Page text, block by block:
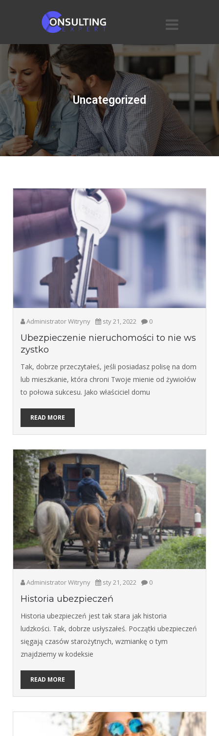
Uncategorized
Administrator Witryny sty 21, 2022 0
Ubezpieczenie nieruchomości to nie ws
zystko
Tak, dobrze przeczytałeś, jeśli posiadasz polisę na dom
lub mieszkanie, która chroni Twoje mienie od żywiołów
to połowa sukcesu. Jako właściciel domu
READ MORE
Administrator Witryny sty 21, 2022 0
Historia ubezpieczeń
Historia ubezpieczeń jest tak stara jak historia
ludzkości. Tak, dobrze usłyszałeś. Początki ubezpieczeń
sięgają czasów starożytnych, wzmiankę o tym
znajdziemy w kodeksie
READ MORE